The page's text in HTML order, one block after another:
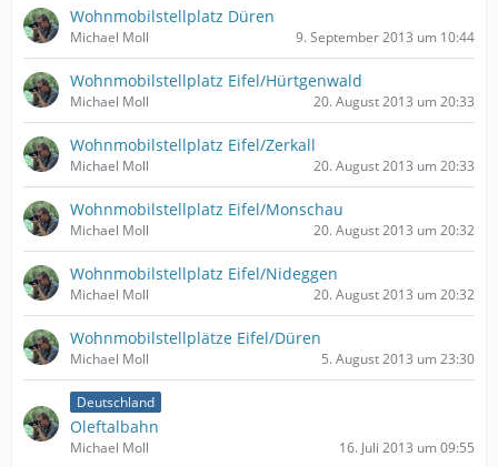
Wohnmobilstellplatz Düren
Michael Moll 9. September 2013 um 10:44
Wohnmobilstellplatz Eifel/Hürtgenwald
Michael Moll 20. August 2013 um 20:33
Wohnmobilstellplatz Eifel/Zerkall
Michael Moll 20. August 2013 um 20:33
Wohnmobilstellplatz Eifel/Monschau
Michael Moll 20. August 2013 um 20:32
Wohnmobilstellplatz Eifel/Nideggen
Michael Moll 20. August 2013 um 20:32
Wohnmobilstellplätze Eifel/Düren
Michael Moll 5. August 2013 um 23:30
Deutschland
Oleftalbahn
Michael Moll 16. Juli 2013 um 09:55